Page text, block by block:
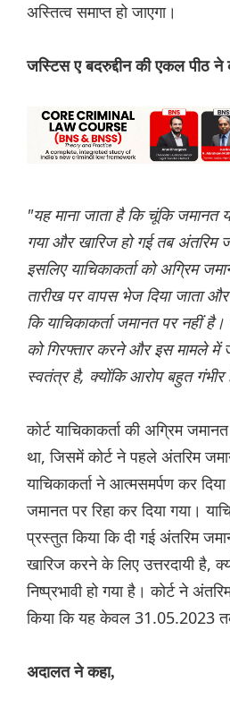
अस्तित्व समाप्त हो जाएगा।
जस्टिस ए बदरुद्दीन की एकल पीठ ने
"यह माना जाता है कि चूंकि जमानत
गया और खारिज हो गई तब अंतरिम
इसलिए याचिकाकर्ता को अग्रिम
तारीख पर वापस भेज दिया जाता
कि याचिकाकर्ता जमानत पर नहीं
को गिरफ्तार करने और इस मामले
स्वतंत्र है, क्योंकि आरोप बहुत गंभीर
कोर्ट याचिकाकर्ता की अग्रिम
था, जिसमें कोर्ट ने पहले अंतरिम
याचिकाकर्ता ने आत्मसमर्पण कर
जमानत पर रिहा कर दिया गया।
प्रस्तुत किया कि दी गई अंतरिम
खारिज करने के लिए उत्तरदायी है,
निष्प्रभावी हो गया है। कोर्ट ने
किया कि यह केवल 31.05.2023
अदालत ने कहा,